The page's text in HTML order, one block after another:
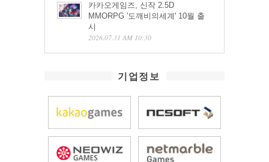
카카오게임즈, 신작 2.5D
MMORPG '도깨비의세계' 10월 출
시
2026.07.31 AM 10:30
기업정보